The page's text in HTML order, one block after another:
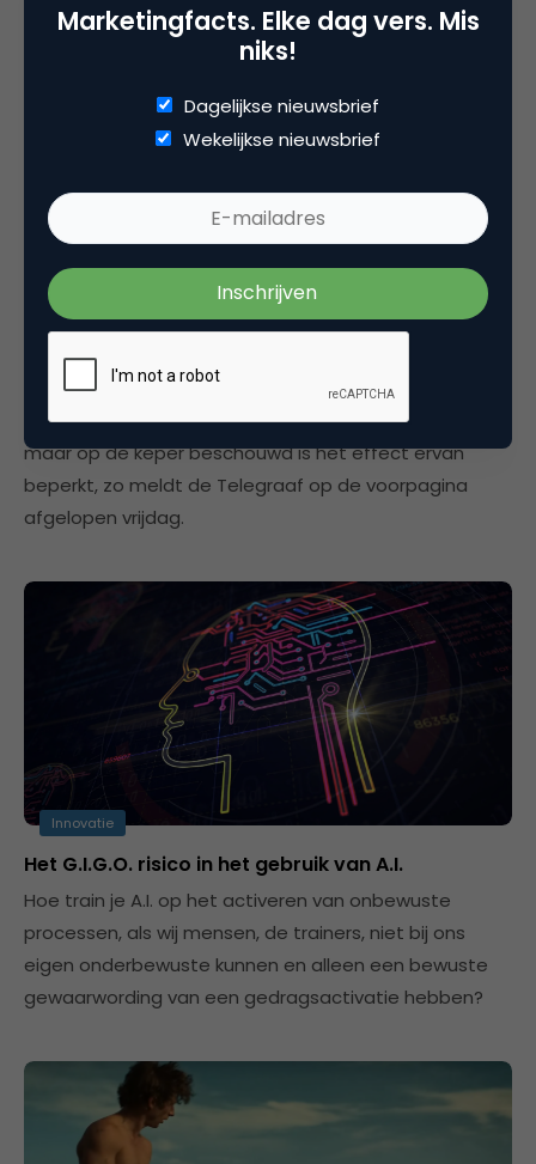
Waarom de meeste overheidscampagnes niet
werken
Gelezen in de Telegraaf? ”Jaarlijks gaan er miljoenen
belasting-euro’s naar campagnes die de burger iets
willen ‘leren’, ‘bewust maken’ of ‘laten veranderen’,
maar op de keper beschouwd is het effect ervan
beperkt, zo meldt de Telegraaf op de voorpagina
afgelopen vrijdag.
Innovatie
Het G.I.G.O. risico in het gebruik van A.I.
Hoe train je A.I. op het activeren van onbewuste
processen, als wij mensen, de trainers, niet bij ons
eigen onderbewuste kunnen en alleen een bewuste
gewaarwording van een gedragsactivatie hebben?
Marketingfacts. Elke dag vers. Mis
niks!
Dagelijkse nieuwsbrief
Wekelijkse nieuwsbrief